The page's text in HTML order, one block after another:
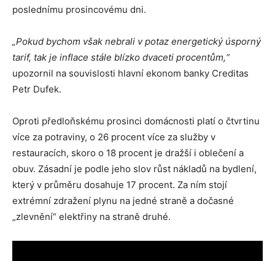
poslednímu prosincovému dni.
„Pokud bychom však nebrali v potaz energetický úsporný
tarif, tak je inflace stále blízko dvaceti procentům,“
upozornil na souvislosti hlavní ekonom banky Creditas
Petr Dufek.
Oproti předloňskému prosinci domácnosti platí o čtvrtinu
více za potraviny, o 26 procent více za služby v
restauracích, skoro o 18 procent je dražší i oblečení a
obuv. Zásadní je podle jeho slov růst nákladů na bydlení,
který v průměru dosahuje 17 procent. Za ním stojí
extrémní zdražení plynu na jedné straně a dočasné
„zlevnění“ elektřiny na straně druhé.